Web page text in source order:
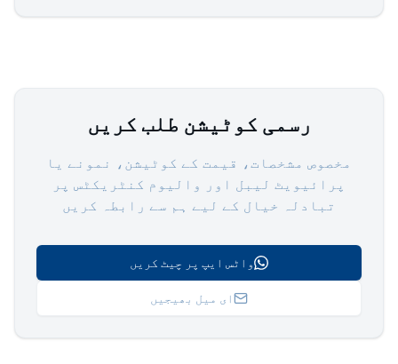
رسمی کوٹیشن طلب کریں
مخصوص مشخصات، قیمت کے کوٹیشن، نمونے یا
پرائیویٹ لیبل اور والیوم کنٹریکٹس پر
تبادلہ خیال کے لیے ہم سے رابطہ کریں
واٹس ایپ پر چیٹ کریں
ای میل بھیجیں